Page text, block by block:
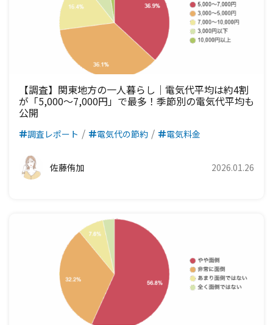
【調査】関東地方の一人暮らし｜電気代平均は約4割
が「5,000～7,000円」で最多！季節別の電気代平均も
公開
調査レポート 電気代の節約 電気料金
佐藤侑加 2026.01.26